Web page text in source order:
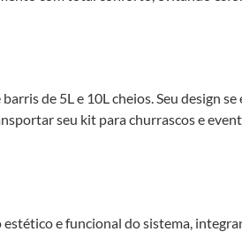
de 5L e 10L cheios. Seu design se
seu kit para churrascos e
e funcional do sistema,